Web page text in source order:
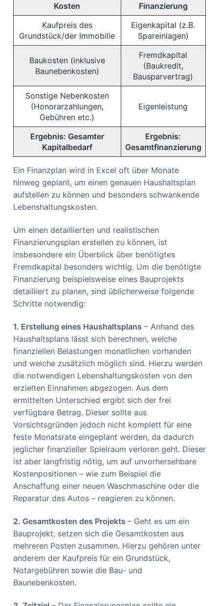
Kosten
Finanzierung
Kaufpreis des
Grundstück/der Immobilie
Eigenkapital (z.B.
Spareinlagen)
Baukosten (inklusive
Baunebenkosten)
Fremdkapital
(Baukredit,
Bausparvertrag)
Sonstige Nebenkosten
(Honorarzahlungen,
Gebühren etc.)
Eigenleistung
Ergebnis: Gesamter
Kapitalbedarf
Ergebnis:
Gesamtfinanzierung
Ein Finanzplan wird in Excel oft über Monate
hinweg geplant, um einen genauen Haushaltsplan
aufstellen zu können und besonders schwankende
Lebenshaltungskosten.
Um einen detaillierten und realistischen
Finanzierungsplan erstellen zu können, ist
insbesondere ein Überblick über benötigtes
Fremdkapital besonders wichtig. Um die benötigte
Finanzierung beispielsweise eines Bauprojekts
detailliert zu planen, sind üblicherweise folgende
Schritte notwendig:
1. Erstellung eines Haushaltsplans – Anhand des
Haushaltsplans lässt sich berechnen, welche
finanziellen Belastungen monatlichen vorhanden
und welche zusätzlich möglich sind. Hierzu werden
die notwendigen Lebenshaltungskosten von den
erzielten Einnahmen abgezogen. Aus dem
ermittelten Unterschied ergibt sich der frei
verfügbare Betrag. Dieser sollte aus
Vorsichtsgründen jedoch nicht komplett für eine
feste Monatsrate eingeplant werden, da dadurch
jeglicher finanzieller Spielraum verloren geht. Dieser
ist aber langfristig nötig, um auf unvorhersehbare
Kostenpositionen – wie zum Beispiel die
Anschaffung einer neuen Waschmaschine oder die
Reparatur des Autos – reagieren zu können.
2. Gesamtkosten des Projekts – Geht es um ein
Bauprojekt, setzen sich die Gesamtkosten aus
mehreren Posten zusammen. Hierzu gehören unter
anderem der Kaufpreis für ein Grundstück,
Notargebühren sowie die Bau- und
Baunebenkosten.